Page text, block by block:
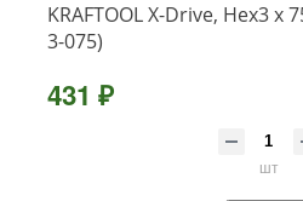
KRAFTOOL Х-Drive, Hex3 x
3-075)
431 ₽
шт